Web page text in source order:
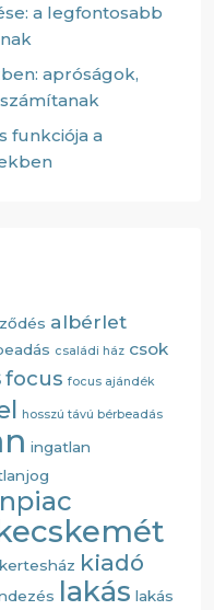
a legfontosabb
apróságok,
funkciója a
albérlet
családi ház csok
focus focus ajándék
hosszú távú bérbeadás
ingatlan
kertesház kiadó
lakás lakás